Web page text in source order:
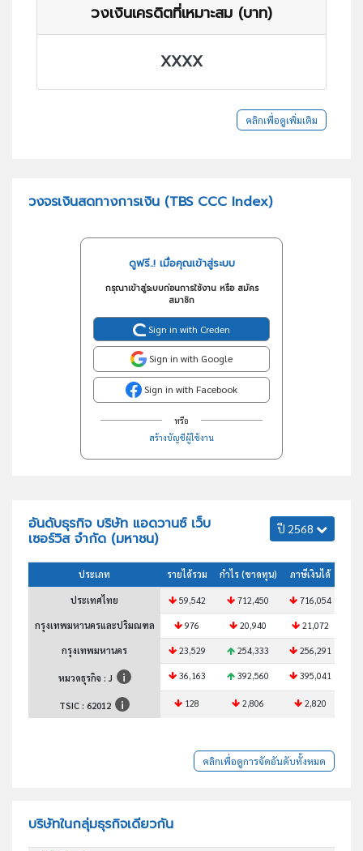
วงเงินเครดิตที่เหมาะสม (บาท)
XXXX
คลิกเพื่อดูเพิ่มเติม
วงจรเงินสดทางการเงิน (TBS CCC Index)
ดูฟรี..! เมื่อคุณเข้าสู่ระบบ
กรุณาเข้าสู่ระบบก่อนการใช้งาน หรือ สมัคร
สมาชิก
Sign in with Creden
Sign in with Google
Sign in with Facebook
หรือ
สร้างบัญชีผู้ใช้งาน
อันดับธุรกิจ บริษัท แอดวานซ์ เว็บ
เซอร์วิส จำกัด (มหาชน)
ปี 2568
ประเภท รายได้รวม กำไร (ขาดทุน) ภาษีเงินได้
ประเทศไทย 59,542 712,450 716,054
กรุงเทพมหานครและปริมณฑล 976 20,940 21,072
กรุงเทพมหานคร 23,529 254,333 256,291
หมวดธุรกิจ : J 36,163 392,560 395,041
TSIC : 62012 128 2,806 2,820
คลิกเพื่อดูการจัดอันดับทั้งหมด
บริษัทในกลุ่มธุรกิจเดียวกัน